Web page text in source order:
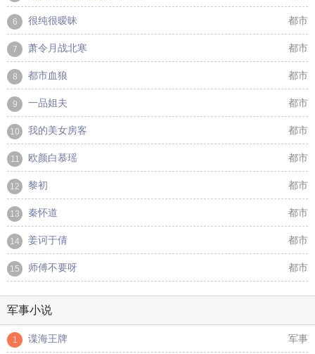
6 很纯很暧昧 都市
7 萧令月战北寒 都市
8 都市血狼 都市
9 一品姐夫 都市
10 我的美女房客 都市
11 欧颜白慕瑶 都市
12 黎初 都市
13 秦怀道 都市
14 姜诃于倩 都市
15 师傅不要呀 都市
军事小说
1 谍海王牌 军事